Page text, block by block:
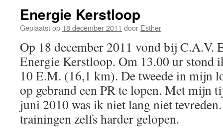
Energie Kerstloop
Geplaatst op 18 december 2011 door Esther
Op 18 december 2011 vond bij C.A.V.
Energie Kerstloop. Om 13.00 ur stond
10 E.M. (16,1 km). De tweede in mijn
op gebrand een PR te lopen. Met mijn
juni 2010 was ik niet lang niet
trainingen zelfs harder gelopen.